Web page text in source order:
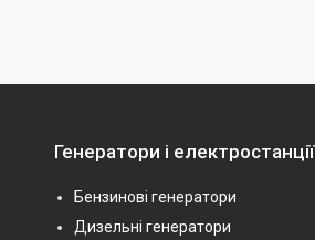
Генератори і електростанції
Бензинові генератори
Дизельні генератори